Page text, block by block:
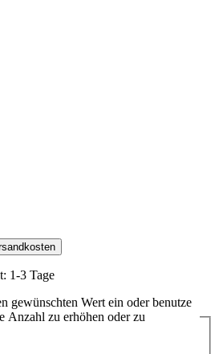
1-3 Tage
gewünschten Wert ein oder benutze
Anzahl zu erhöhen oder zu